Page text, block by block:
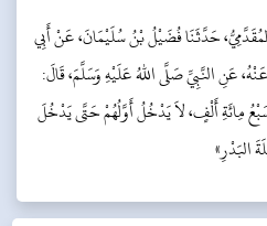
حَدَّثَنَا فُضَيْلُ بْنُ سُلَيْمَانَ، عَنْ أَبِي
عَنِ النَّبِيِّ صَلَّى اللهُ عَلَيْهِ وَسَلَّمَ، قَالَ:
مِائَةِ أَلْفٍ، لاَ يَدْخُلُ أَوَّلُهُمْ حَتَّى يَدْخُلَ
البَدْرِ»